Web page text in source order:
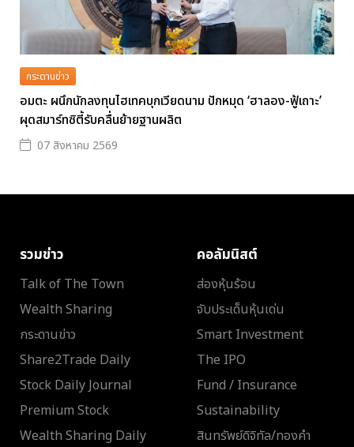
กระดานข่าว
อมตะ ผนึกนักลงทุนไฮเทคบุกเวียดนาม ปักหมุด ‘ฮาลอง-ฟู้เถาะ’
ผุดสมาร์ทซิตี้รับคลื่นย้ายฐานผลิต
07 สิงหาคม 2569
รวมข่าว
Talk of The Town
Wealth Sharing
กระดานข่าว
Share2Trade Daily
Stock Daily Journal
Premium Stock
Wealth Sharing Daily
คอลัมนิสต์
ส่องหุ้นร้อน
จับประเด็นหุ้นเด่น
Smart Investment
The IPO
Fund / Insurance
Sustainability
สินทรัพย์ดิจิทัล/ทองคำ